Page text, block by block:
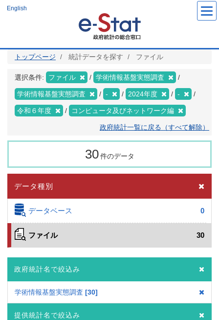
ツ
English
トップページ 統計データを探す ファイル
選択条件: ファイル 学術情報基盤実態調査
学術情報基盤実態調査 - 2024年度 -
令和６年度 コンピュータ及びネットワーク編
政府統計一覧に戻る（すべて解除）
30 件のデータ
データ種別
データベース 0
ファイル 30
政府統計名で絞込み
学術情報基盤実態調査 30
提供統計名で絞込み